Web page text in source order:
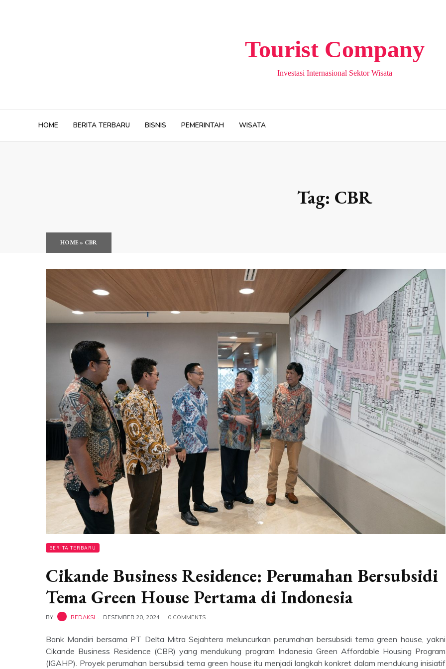
Tourist Company
Investasi Internasional Sektor Wisata
HOME BERITA TERBARU BISNIS PEMERINTAH WISATA
Tag: CBR
HOME» CBR
BERITA TERBARU
Cikande Business Residence: Perumahan Bersubsidi
Tema Green House Pertama di Indonesia
BY REDAKSI DESEMBER 20, 2024 0 COMMENTS
Bank Mandiri bersama PT Delta Mitra Sejahtera meluncurkan perumahan bersubsidi tema green house, yakni
Cikande Business Residence (CBR) yang mendukung program Indonesia Green Affordable Housing Program
(IGAHP). Proyek perumahan bersubsidi tema green house itu menjadi langkah konkret dalam mendukung inisiatif